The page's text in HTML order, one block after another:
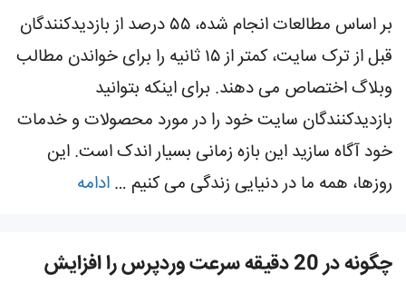
بر اساس مطالعات انجام شده، ۵۵ درصد از بازدیدکنندگان
قبل از ترک سایت، کمتر از ۱۵ ثانیه را برای خواندن مطالب
وبلاگ اختصاص می دهند. برای اینکه بتوانید
بازدیدکنندگان سایت خود را در مورد محصولات و خدمات
خود آگاه سازید این بازه زمانی بسیار اندک است. این
روزها، همه ما در دنیایی زندگی می کنیم … ادامه
چگونه در 20 دقیقه سرعت وردپرس را افزایش